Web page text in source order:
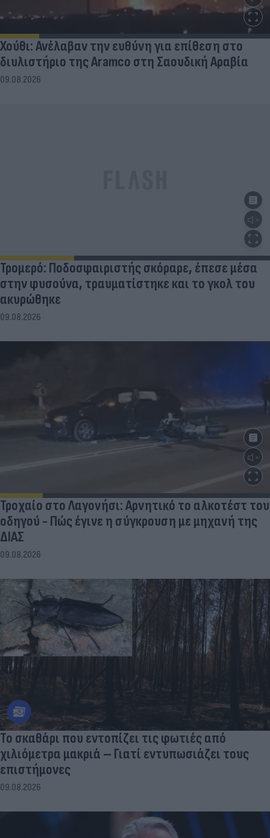
Χούθι: Ανέλαβαν την ευθύνη για επίθεση στο
διυλιστήριο της Aramco στη Σαουδική Αραβία
09.08.2026
Τρομερό: Ποδοσφαιριστής σκόραρε, έπεσε μέσα
στην φυσούνα, τραυματίστηκε και το γκολ του
ακυρώθηκε
09.08.2026
Τροχαίο στο Λαγονήσι: Αρνητικό το αλκοτέστ του
οδηγού - Πώς έγινε η σύγκρουση με μηχανή της
ΔΙΑΣ
09.08.2026
Το σκαθάρι που εντοπίζει τις φωτιές από
χιλιόμετρα μακριά – Γιατί εντυπωσιάζει τους
επιστήμονες
09.08.2026